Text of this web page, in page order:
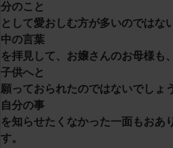
分のこと
として愛おしむ方が多いのではな
中の言葉
を拝見して、お嬢さんのお母様も
子供へと
願っておられたのではないでしょ
自分の事
を知らせたくなかった一面もおあ
す。